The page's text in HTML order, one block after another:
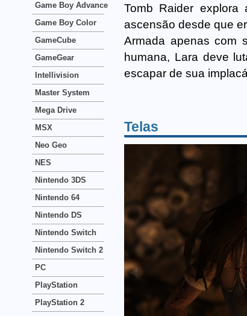
Tomb Raider
ascensão desde que
Armada apenas com
humana, Lara deve
escapar de sua
Telas
Game Boy Advance
Game Boy Color
GameCube
GameGear
Intellivision
Master System
Mega Drive
MSX
Neo Geo
NES
Nintendo 3DS
Nintendo 64
Nintendo DS
Nintendo Switch
Nintendo Switch 2
PC
PlayStation
PlayStation 2